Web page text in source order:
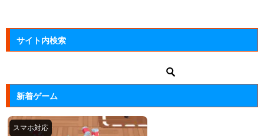
サイト内検索
新着ゲーム